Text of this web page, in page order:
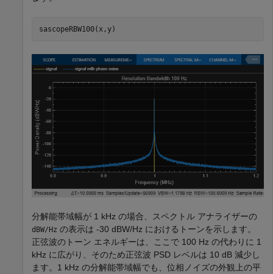
sascopeRBW100(x,y)
分解能帯域幅が 1 kHz の場合、スペクトル アナライザーの
dBW/Hz の表示は -30 dBW/Hz におけるトーンを示します。
正弦波のトーン エネルギーは、ここで 100 Hz の代わりに 1
kHz に広がり、そのため正弦波 PSD レベルは 10 dB 減少し
ます。1 kHz の分解能帯域幅でも、位相ノイズの外観上の平